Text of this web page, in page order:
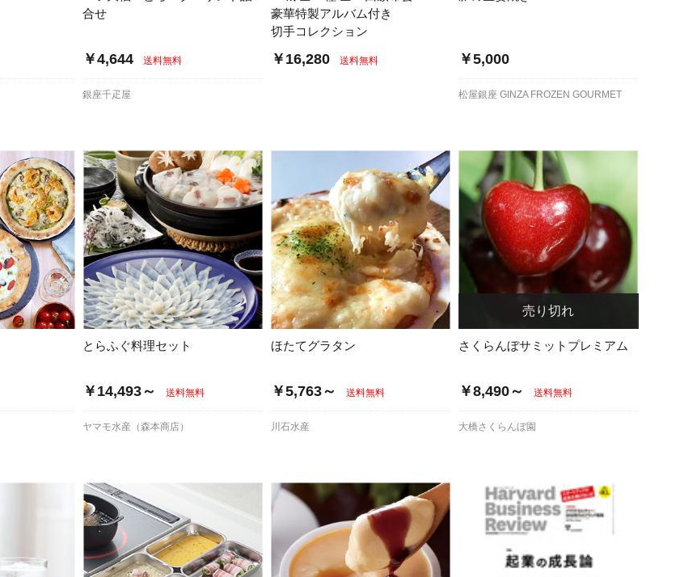
合せ
￥4,644 送料無料
銀座千疋屋
豪華特製アルバム付き
切手コレクション
￥16,280 送料無料 ￥5,000
松屋銀座 GINZA FROZEN GOURMET
とらふぐ料理セット
￥14,493～ 送料無料
ヤマモ水産（森本商店）
ほたてグラタン
￥5,763～ 送料無料
川石水産
さくらんぼサミットプレミアム
￥8,490～ 送料無料
大橋さくらんぼ園